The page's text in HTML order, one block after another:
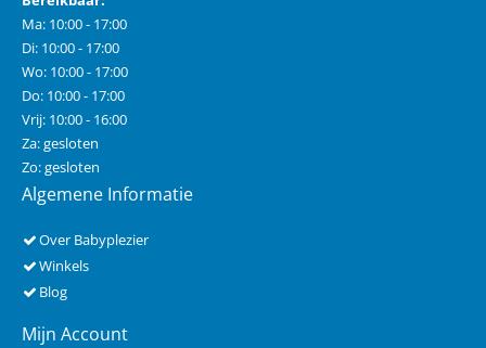
Ma: 10:00 - 17:00
Di: 10:00 - 17:00
Wo: 10:00 - 17:00
Do: 10:00 - 17:00
Vrij: 10:00 - 16:00
Za: gesloten
Zo: gesloten
Algemene Informatie
Over Babyplezier
Winkels
Blog
Mijn Account